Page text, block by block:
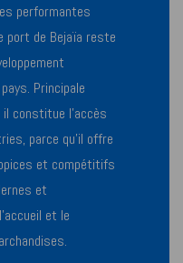
performantes
port de Bejaïa reste
Principale
constitue l’accès
parce qu’il offre
et compétitifs
et
et le